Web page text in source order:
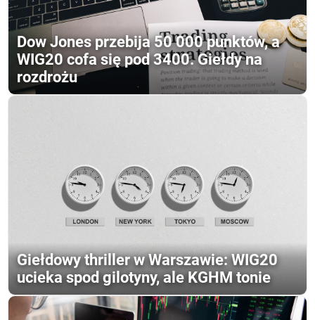
Dow Jones przebija 50 000 punktów, a
WIG20 cofa się pod 3400. Giełdy na
rozdrożu
Giełdowy thriller w Warszawie: WIG20
ucieka spod gilotyny, ale KGHM tonie